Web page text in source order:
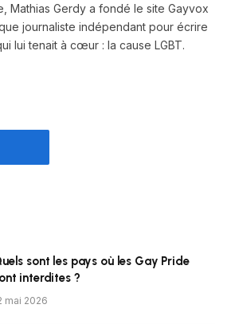
Mathias Gerdy a fondé le site Gayvox
journaliste indépendant pour écrire
lui tenait à cœur : la cause LGBT.
sont les pays où les Gay Pride
interdites ?
mai 2026